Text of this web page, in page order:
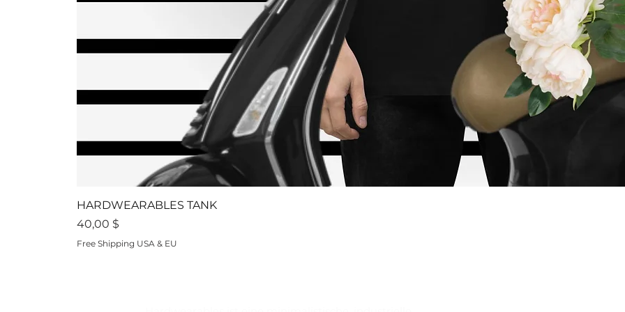
HARDWEARABLES TANK
Preis
40,00 $
Free Shipping USA & EU